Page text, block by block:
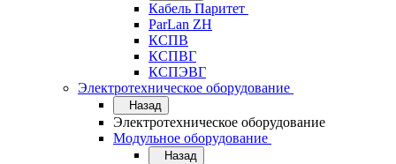
Кабель Паритет
ParLan ZH
КСПВ
КСПВГ
КСПЭВГ
Электротехническое оборудование
Назад
Электротехническое оборудование
Модульное оборудование
Назад